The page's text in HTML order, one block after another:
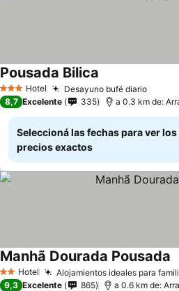
3 Estrellas
Hotel Desayuno bufé diario
Pousada Bilica
8,7 Excelente 335 a 0.3 km de:
Seleccioná las fechas para ver los
precios exactos
2 Estrellas
Hotel Alojamientos ideales para
Manhã Dourada Pousada
9,3 Excelente 865 a 0.6 km de: